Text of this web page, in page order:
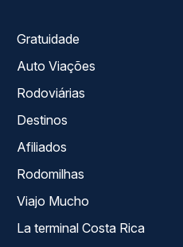
Gratuidade
Auto Viações
Rodoviárias
Destinos
Afiliados
Rodomilhas
Viajo Mucho
La terminal Costa Rica